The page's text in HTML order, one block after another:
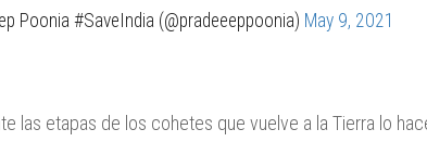
Poonia #SaveIndia (@pradeeeppoonia) May 9, 2021
las etapas de los cohetes que vuelve a la Tierra lo